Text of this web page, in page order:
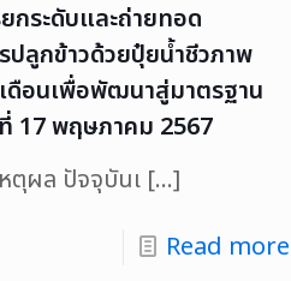
กระดับและถ่ายทอด
ปลูกข้าวด้วยปุ๋ยน้ำชีวภาพ
ดือนเพื่อพัฒนาสู่มาตรฐาน
17 พฤษภาคม 2567
ตุผล ปัจจุบันเ […]
Read more